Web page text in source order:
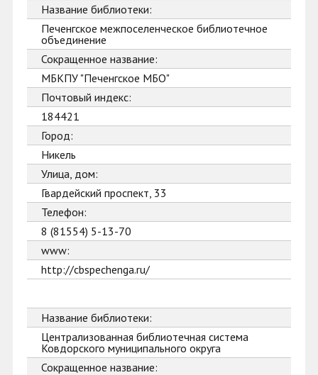
Название библиотеки:
Печенгское межпоселенческое библиотечное
объединение
Сокращенное название:
МБКПУ "Печенгское МБО"
Почтовый индекс:
184421
Город:
Никель
Улица, дом:
Гвардейский проспект, 33
Телефон:
8 (81554) 5-13-70
www:
http://cbspechenga.ru/
Название библиотеки:
Централизованная библиотечная система
Ковдорского муниципального округа
Сокращенное название: